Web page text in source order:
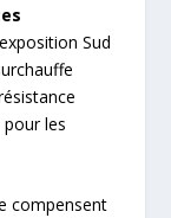
Sud
pour les
compensent